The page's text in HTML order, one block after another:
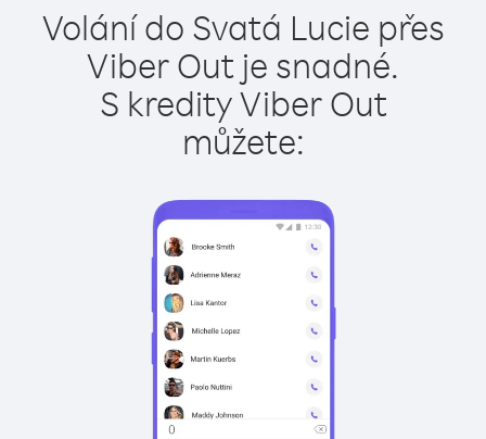
Volání do Svatá Lucie přes
Viber Out je snadné.
S kredity Viber Out
můžete: